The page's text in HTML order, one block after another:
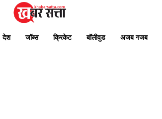
देश जॉब्स क्रिकेट बॉलीवुड अजब गजब